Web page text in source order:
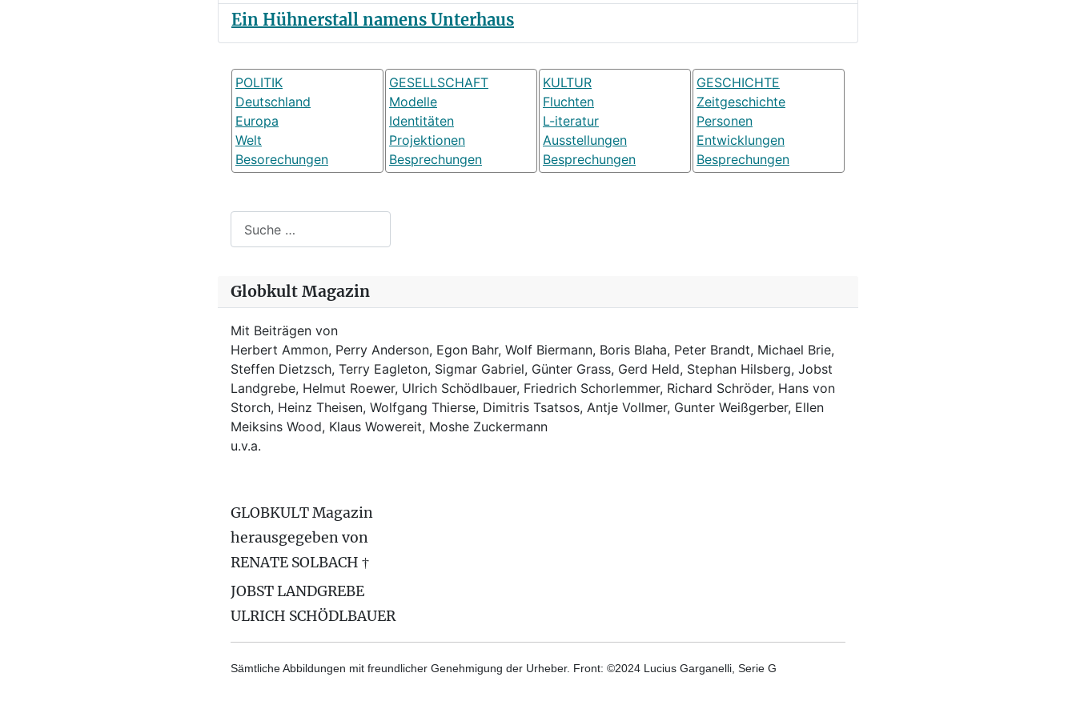
Ein Hühnerstall namens Unterhaus
POLITIK
Deutschland
Europa
Welt
Besorechungen
GESELLSCHAFT
Modelle
Identitäten
Projektionen
Besprechungen
KULTUR
Fluchten
L-iteratur
Ausstellungen
Besprechungen
GESCHICHTE
Zeitgeschichte
Personen
Entwicklungen
Besprechungen
Globkult Magazin
Mit Beiträgen von
Herbert Ammon, Perry Anderson, Egon Bahr, Wolf Biermann, Boris Blaha, Peter Brandt, Michael Brie,
Steffen Dietzsch, Terry Eagleton, Sigmar Gabriel, Günter Grass, Gerd Held, Stephan Hilsberg, Jobst
Landgrebe, Helmut Roewer, Ulrich Schödlbauer, Friedrich Schorlemmer, Richard Schröder, Hans von
Storch, Heinz Theisen, Wolfgang Thierse, Dimitris Tsatsos, Antje Vollmer, Gunter Weißgerber, Ellen
Meiksins Wood, Klaus Wowereit, Moshe Zuckermann
u.v.a.
GLOBKULT Magazin
herausgegeben von
RENATE SOLBACH †
JOBST LANDGREBE
ULRICH SCHÖDLBAUER
Sämtliche Abbildungen mit freundlicher Genehmigung der Urheber. Front: ©2024 Lucius Garganelli, Serie G